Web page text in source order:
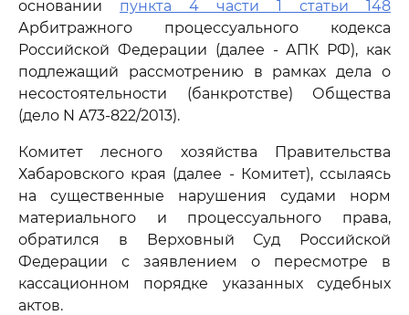
основании пункта 4 части 1 статьи 148
Арбитражного процессуального кодекса
Российской Федерации (далее - АПК РФ), как
подлежащий рассмотрению в рамках дела о
несостоятельности (банкротстве) Общества
(дело N А73-822/2013).
Комитет лесного хозяйства Правительства
Хабаровского края (далее - Комитет), ссылаясь
на существенные нарушения судами норм
материального и процессуального права,
обратился в Верховный Суд Российской
Федерации с заявлением о пересмотре в
кассационном порядке указанных судебных
актов.